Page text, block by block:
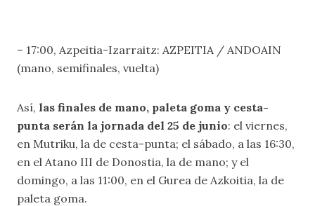
– 17:00, Azpeitia-Izarraitz: AZPEITIA / ANDOAIN
(mano, semifinales, vuelta)
Así, las finales de mano, paleta goma y cesta-
punta serán la jornada del 25 de junio: el viernes,
en Mutriku, la de cesta-punta; el sábado, a las 16:30,
en el Atano III de Donostia, la de mano; y el
domingo, a las 11:00, en el Gurea de Azkoitia, la de
paleta goma.